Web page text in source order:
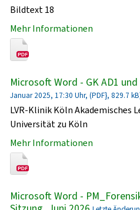
Bildtext 18
Mehr Informationen
Microsoft Word - GK AD1 und
Januar 2025, 17:30 Uhr, (PDF}, 829.7
LVR-Klinik Köln Akademisches
Universität zu Köln
Mehr Informationen
Microsoft Word -